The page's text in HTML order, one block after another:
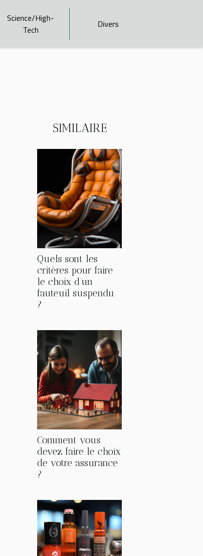
Science/High-
Tech
Divers
SIMILAIRE
Quels sont les
critères pour faire
le choix d’un
fauteuil suspendu
?
Comment vous
devez faire le choix
de votre assurance
?